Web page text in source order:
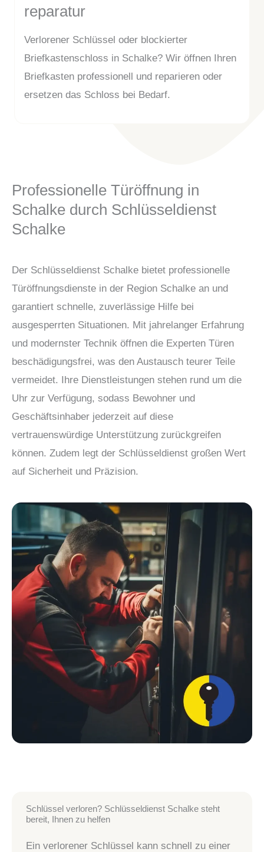
reparatur
Verlorener Schlüssel oder blockierter
Briefkastenschloss in Schalke? Wir öffnen Ihren
Briefkasten professionell und reparieren oder
ersetzen das Schloss bei Bedarf.
Professionelle Türöffnung in
Schalke durch Schlüsseldienst
Schalke
Der Schlüsseldienst Schalke bietet professionelle
Türöffnungsdienste in der Region Schalke an und
garantiert schnelle, zuverlässige Hilfe bei
ausgesperrten Situationen. Mit jahrelanger Erfahrung
und modernster Technik öffnen die Experten Türen
beschädigungsfrei, was den Austausch teurer Teile
vermeidet. Ihre Dienstleistungen stehen rund um die
Uhr zur Verfügung, sodass Bewohner und
Geschäftsinhaber jederzeit auf diese
vertrauenswürdige Unterstützung zurückgreifen
können. Zudem legt der Schlüsseldienst großen Wert
auf Sicherheit und Präzision.
Schlüssel verloren? Schlüsseldienst Schalke steht
bereit, Ihnen zu helfen
Ein verlorener Schlüssel kann schnell zu einer